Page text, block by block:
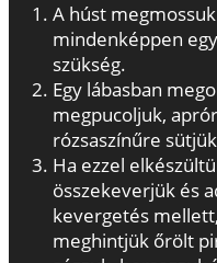
A húst
mindenképpen
szükség.
Egy lábasban
megpucoljuk,
rózsaszínűre
Ha ezzel
összekeverjük és
kevergetés
meghintjük őrölt